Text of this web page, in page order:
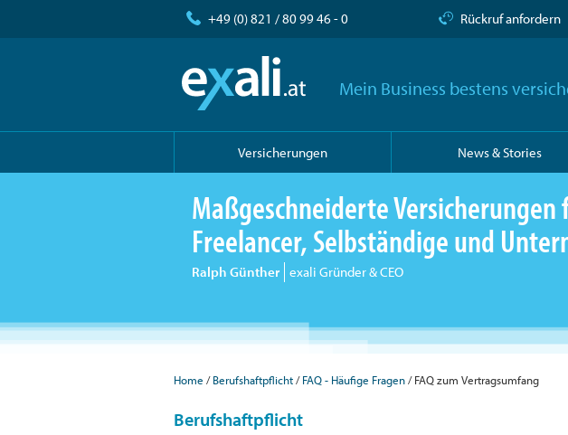
+49 (0) 821 / 80 99 46 - 0 Rückruf anfordern
Mein Business bestens
Versicherungen News & Stories
Maßgeschneiderte Versicherungen
Freelancer, Selbständige und
Ralph Günther exali Gründer & CEO
Home Berufshaftpflicht FAQ - Häufige Fragen FAQ zum Vertragsumfang
Berufshaftpflicht